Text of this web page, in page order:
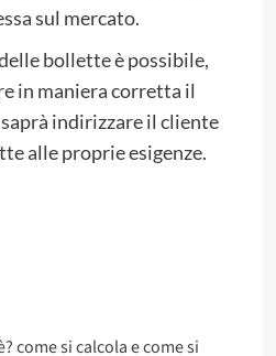
sul mercato.
bollette è possibile,
in maniera corretta il
indirizzare il cliente
alle proprie esigenze.
come si calcola e come si